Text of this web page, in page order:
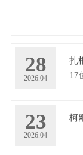
28
2026.04
23
2026.04